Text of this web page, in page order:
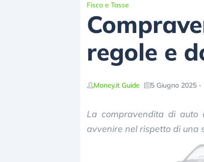
Fisco e Tasse
regole e
Money.it Guide 5 Giugno 2025 -
La compravendita di
avvenire nel rispetto di una